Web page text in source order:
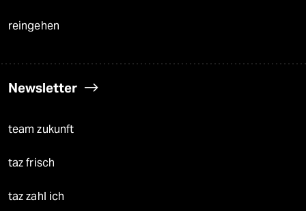
reingehen
Newsletter
team zukunft
taz frisch
taz zahl ich